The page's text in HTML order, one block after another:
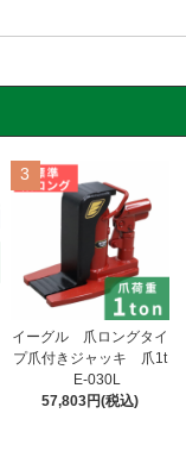
3
イーグル 爪ロングタイ
プ爪付きジャッキ 爪1t
E-030L
57,803円(税込)